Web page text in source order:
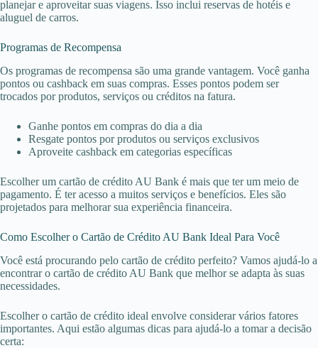
planejar e aproveitar suas viagens. Isso inclui reservas de hotéis e
aluguel de carros.
Programas de Recompensa
Os programas de recompensa são uma grande vantagem. Você ganha
pontos ou cashback em suas compras. Esses pontos podem ser
trocados por produtos, serviços ou créditos na fatura.
Ganhe pontos em compras do dia a dia
Resgate pontos por produtos ou serviços exclusivos
Aproveite cashback em categorias específicas
Escolher um cartão de crédito AU Bank é mais que ter um meio de
pagamento. É ter acesso a muitos serviços e benefícios. Eles são
projetados para melhorar sua experiência financeira.
Como Escolher o Cartão de Crédito AU Bank Ideal Para Você
Você está procurando pelo cartão de crédito perfeito? Vamos ajudá-lo a
encontrar o cartão de crédito AU Bank que melhor se adapta às suas
necessidades.
Escolher o cartão de crédito ideal envolve considerar vários fatores
importantes. Aqui estão algumas dicas para ajudá-lo a tomar a decisão
certa: